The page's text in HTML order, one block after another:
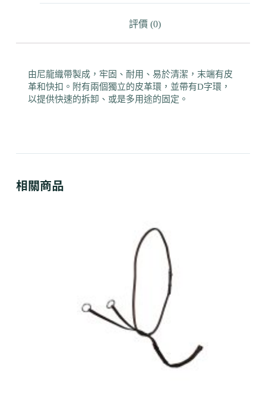
評價 (0)
由尼龍織帶製成，牢固、耐用、易於清潔，末端有皮
革和快扣。附有兩個獨立的皮革環，並帶有D字環，
以提供快速的拆卸、或是多用途的固定。
相關商品